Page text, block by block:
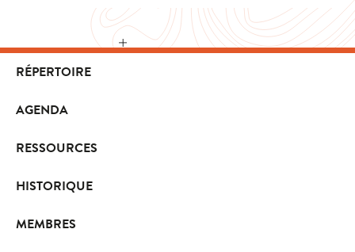
RÉPERTOIRE
AGENDA
RESSOURCES
HISTORIQUE
MEMBRES